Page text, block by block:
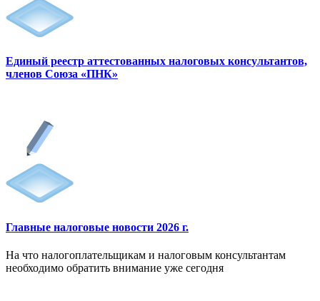
Единый реестр аттестованных налоговых консультантов,
членов Союза «ПНК»
Главные налоговые новости 2026 г.
На что налогоплательщикам и налоговым консультантам
необходимо обратить внимание уже сегодня